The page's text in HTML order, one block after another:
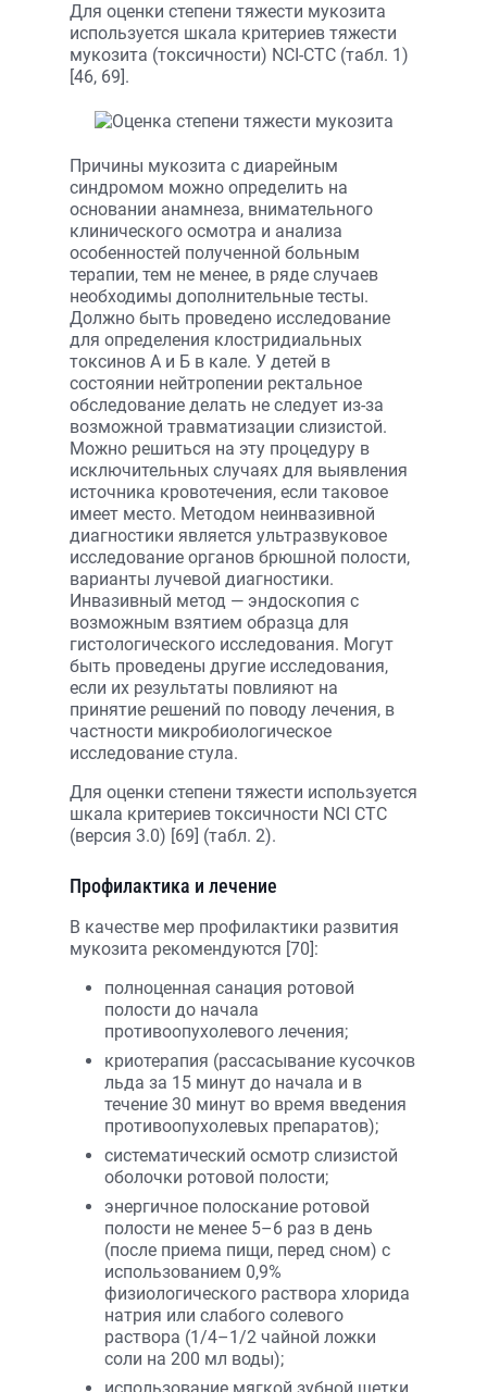
Для оценки степени тяжести мукозита
используется шкала критериев тяжести
мукозита (токсичности) NCI-CTC (табл. 1)
[46, 69].
Причины мукозита с диарейным
синдромом можно определить на
основании анамнеза, внимательного
клинического осмотра и анализа
особенностей полученной больным
терапии, тем не менее, в ряде случаев
необходимы дополнительные тесты.
Должно быть проведено исследование
для определения клостридиальных
токсинов А и Б в кале. У детей в
состоянии нейтропении ректальное
обследование делать не следует из-за
возможной травматизации слизистой.
Можно решиться на эту процедуру в
исключительных случаях для выявления
источника кровотечения, если таковое
имеет место. Методом неинвазивной
диагностики является ультразвуковое
исследование органов брюшной полости,
варианты лучевой диагностики.
Инвазивный метод — эндоскопия с
возможным взятием образца для
гистологического исследования. Могут
быть проведены другие исследования,
если их результаты повлияют на
принятие решений по поводу лечения, в
частности микробиологическое
исследование стула.
Для оценки степени тяжести используется
шкала критериев токсичности NCI CTC
(версия 3.0) [69] (табл. 2).
Профилактика и лечение
В качестве мер профилактики развития
мукозита рекомендуются [70]:
полноценная санация ротовой
полости до начала
противоопухолевого лечения;
криотерапия (рассасывание кусочков
льда за 15 минут до начала и в
течение 30 минут во время введения
противоопухолевых препаратов);
систематический осмотр слизистой
оболочки ротовой полости;
энергичное полоскание ротовой
полости не менее 5–6 раз в день
(после приема пищи, перед сном) с
использованием 0,9%
физиологического раствора хлорида
натрия или слабого солевого
раствора (1/4–1/2 чайной ложки
соли на 200 мл воды);